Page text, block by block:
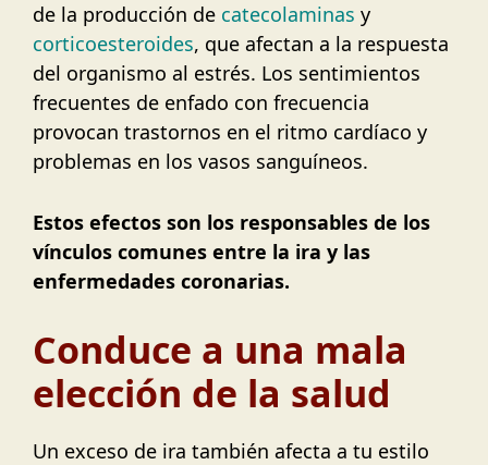
de la producción de catecolaminas y
corticoesteroides, que afectan a la respuesta
del organismo al estrés. Los sentimientos
frecuentes de enfado con frecuencia
provocan trastornos en el ritmo cardíaco y
problemas en los vasos sanguíneos.
Estos efectos son los responsables de los
vínculos comunes entre la ira y las
enfermedades coronarias.
Conduce a una mala
elección de la salud
Un exceso de ira también afecta a tu estilo